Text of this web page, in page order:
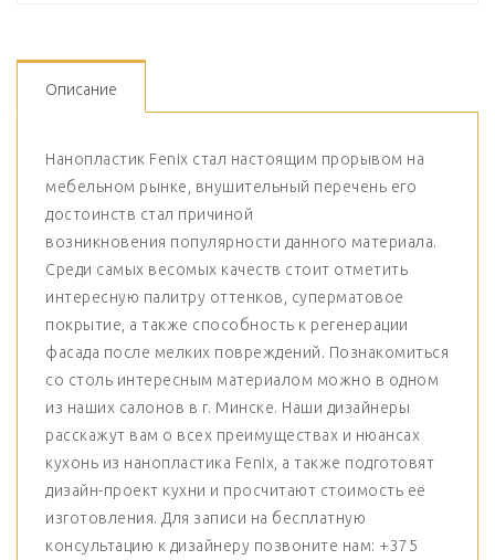
Описание
Нанопластик Fenix стал настоящим прорывом на
мебельном рынке, внушительный перечень его
достоинств стал причиной
возникновения популярности данного материала.
Среди самых весомых качеств стоит отметить
интересную палитру оттенков, суперматовое
покрытие, а также способность к регенерации
фасада после мелких повреждений. Познакомиться
со столь интересным материалом можно в одном
из наших салонов в г. Минске. Наши дизайнеры
расскажут вам о всех преимуществах и нюансах
кухонь из нанопластика Fenix, а также подготовят
дизайн-проект кухни и просчитают стоимость её
изготовления. Для записи на бесплатную
консультацию к дизайнеру позвоните нам: +375